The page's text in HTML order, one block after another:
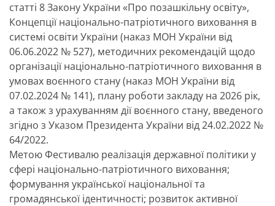
статті 8 Закону України «Про позашкільну освіту»,
Концепції національно-патріотичного виховання в
системі освіти України (наказ МОН України від
06.06.2022 № 527), методичних рекомендацій щодо
організації національно-патріотичного виховання в
умовах воєнного стану (наказ МОН України від
07.02.2024 № 141), плану роботи закладу на 2026 рік,
а також з урахуванням дії воєнного стану, введеного
згідно з Указом Президента України від 24.02.2022 №
64/2022.
Метою Фестивалю реалізація державної політики у
сфері національно-патріотичного виховання;
формування української національної та
громадянської ідентичності; розвиток активної